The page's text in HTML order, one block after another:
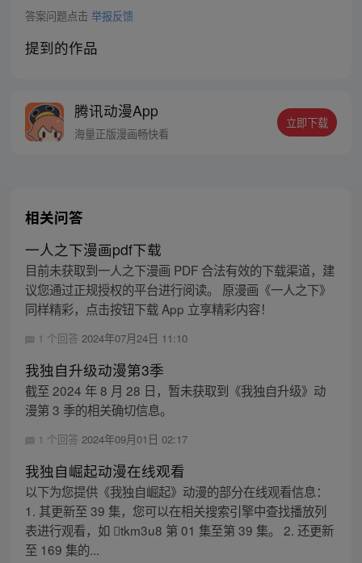
答案问题点击 举报反馈
提到的作品
腾讯动漫App
海量正版漫画畅快看
立即下载
相关问答
一人之下漫画pdf下载
目前未获取到一人之下漫画 PDF 合法有效的下载渠道，建
议您通过正规授权的平台进行阅读。 原漫画《一人之下》
同样精彩，点击按钮下载 App 立享精彩内容！
1 个回答 2024年07月24日 11:10
我独自升级动漫第3季
截至 2024 年 8 月 28 日，暂未获取到《我独自升级》动
漫第 3 季的相关确切信息。
1 个回答 2024年09月01日 02:17
我独自崛起动漫在线观看
以下为您提供《我独自崛起》动漫的部分在线观看信息：
1. 其更新至 39 集，您可以在相关搜索引擎中查找播放列
表进行观看，如 tkm3u8 第 01 集至第 39 集。 2. 还更新
至 169 集的...